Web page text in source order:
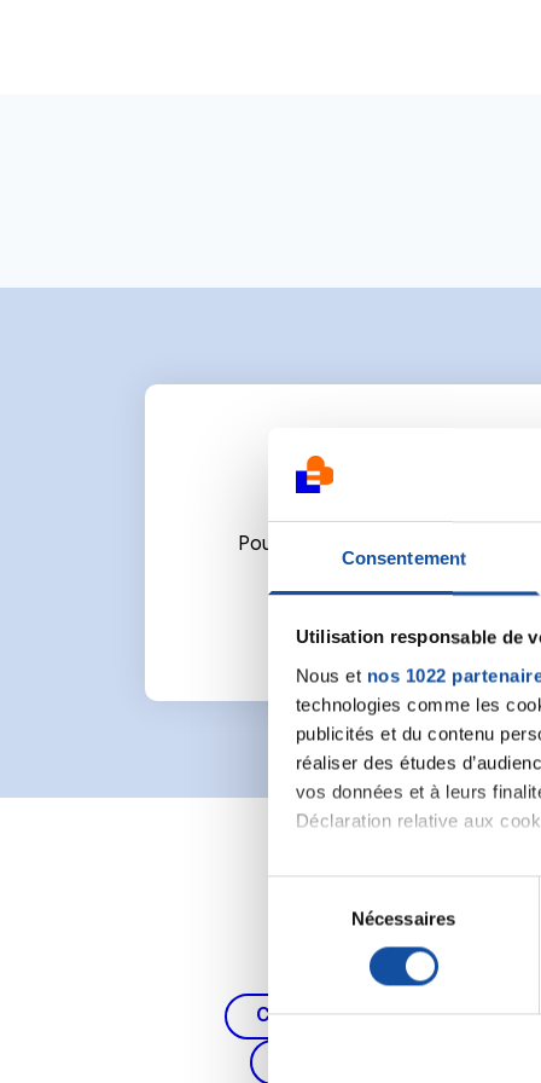
Consentement
Utilisation responsable de
Nous et nos 1022
technologies comme les
publicités et du contenu
réaliser des études
vos données et à leurs
Déclaration relative aux
Si vous le permettez, nous
Collecter des
digitales).
. Vous pouvez
c
t
Nécessaires
Pour écrire un commentaire ou
Cancer du poumon, de la